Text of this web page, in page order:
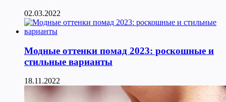
02.03.2022
Модные оттенки помад 2023: роскошные и
стильные варианты
18.11.2022